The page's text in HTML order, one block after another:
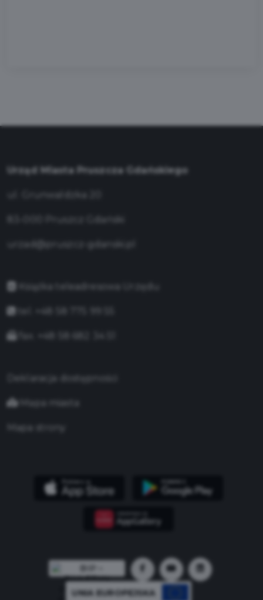
Urząd Miasta Pruszcza Gdańskiego
urzad@pruszcz-gdanski.pl
Książka teleadresowa Urzędu
Deklaracja dostępności
Mapa miasta
Mapa strony
UNIA EUROPEJSKA